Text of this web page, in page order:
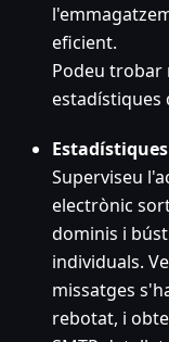
eficient.
Podeu trobar
estadístiques
Superviseu
electrònic
dominis i
individuals.
missatges
rebotat, i